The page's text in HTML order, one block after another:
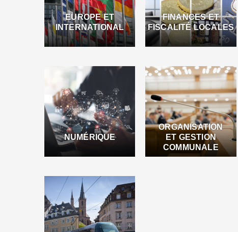
EUROPE ET
INTERNATIONAL
FINANCES ET
FISCALITÉ LOCALES
NUMÉRIQUE
ORGANISATION
ET GESTION
COMMUNALE